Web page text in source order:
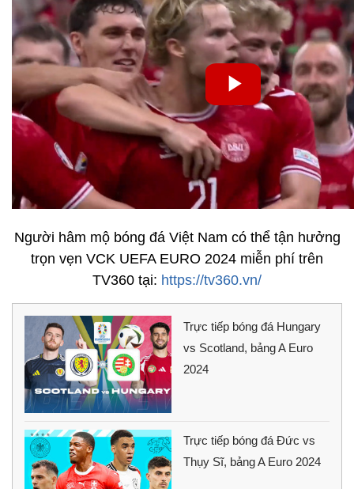
Người hâm mộ bóng đá Việt Nam có thể tận hưởng
trọn vẹn VCK UEFA EURO 2024 miễn phí trên
TV360 tại: https://tv360.vn/
Trực tiếp bóng đá Hungary
vs Scotland, bảng A Euro
2024
Trực tiếp bóng đá Đức vs
Thụy Sĩ, bảng A Euro 2024